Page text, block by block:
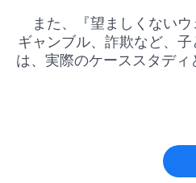
また、『望ましくないウ
ギャンブル、詐欺など、
は、実際のケーススタデ